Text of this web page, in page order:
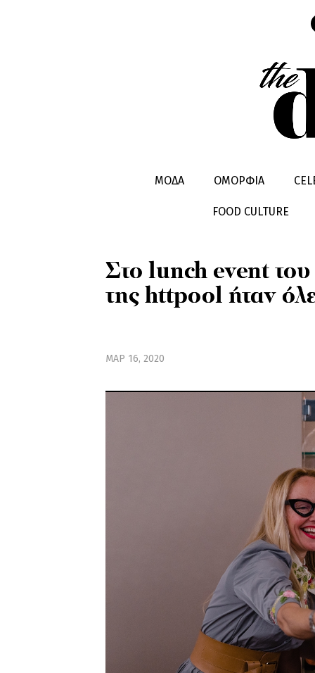
ΜΟΔΑ ΟΜΟΡΦΙΑ
FOOD CULTURE
CELEBRITIES STORIES
Στο lunch event
της httpool ήταν
ΜΑΡ 16, 2020